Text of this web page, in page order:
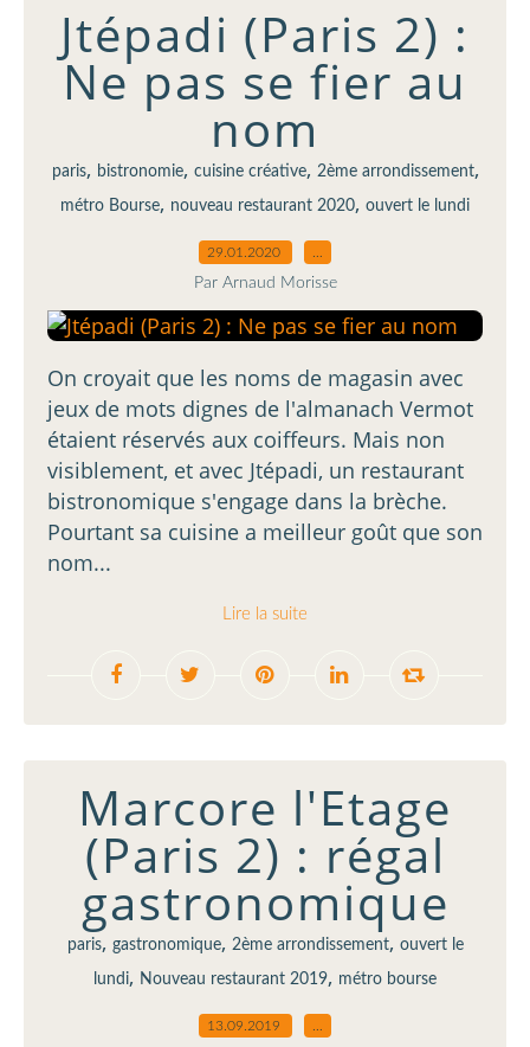
Jtépadi (Paris 2) :
Ne pas se fier au
nom
paris, bistronomie, cuisine créative, 2ème arrondissement,
métro Bourse, nouveau restaurant 2020, ouvert le lundi
29.01.2020
Par Arnaud Morisse
On croyait que les noms de magasin avec
jeux de mots dignes de l'almanach Vermot
étaient réservés aux coiffeurs. Mais non
visiblement, et avec Jtépadi, un restaurant
bistronomique s'engage dans la brèche.
Pourtant sa cuisine a meilleur goût que son
nom...
Lire la suite
Marcore l'Etage
(Paris 2) : régal
gastronomique
paris, gastronomique, 2ème arrondissement, ouvert le
lundi, Nouveau restaurant 2019, métro bourse
13.09.2019